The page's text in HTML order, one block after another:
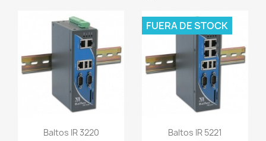
Vista rápida
Baltos IR 3220 Vista rápida
Baltos IR 5221
FUERA DE STOCK